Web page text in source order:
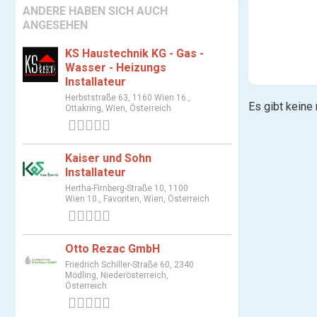
ANDERE HABEN SICH AUCH
ANGESEHEN
KS Haustechnik KG - Gas -
Wasser - Heizungs
Installateur
Herbststraße 63, 1160 Wien 16.,
Ottakring, Wien, Österreich
Kaiser und Sohn
Installateur
Hertha-Firnberg-Straße 10, 1100
Wien 10., Favoriten, Wien, Österreich
Otto Rezac GmbH
Friedrich Schiller-Straße 60, 2340
Mödling, Niederösterreich,
Österreich
Es gibt keine